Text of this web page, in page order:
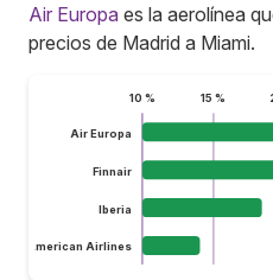
Air Europa es la aerolínea
precios de Madrid a Miami.
10 % 15 %
Air Europa
Finnair
Iberia
American Airlines